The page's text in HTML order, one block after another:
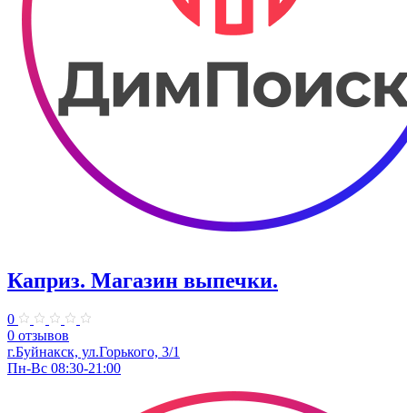
Каприз. ​Магазин выпечки.
0
0 отзывов
г.Буйнакск, ул.​​​Горького, 3/1
Пн-Вс 08:30-21:00